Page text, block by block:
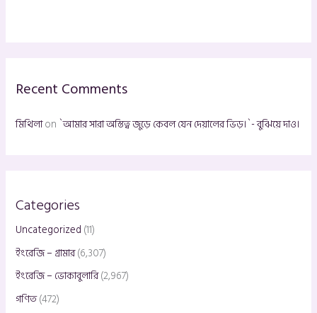
f
Recent Comments
মিথিলাon `আমার সারা অস্তিত্ব জুড়ে কেবল যেন দেয়ালের ভিড়।`- বুঝিয়ে দাও।
Categories
Uncategorized (11)
ইংরেজি – গ্রামার(6,307)
ইংরেজি – ভোকাবুলারি(2,967)
গণিত(472)